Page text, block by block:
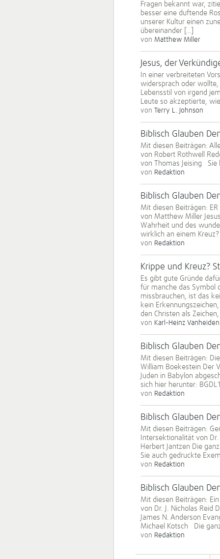
Fragen bekannt war,
besser eine duftende
unserer Kultur einen
übereinander […]
von Matthew Miller
Jesus, der
In einer verbreiteten
widersprach oder
Lebensstil von irgend
Leute so akzeptierte,
von Terry L. Johnson
Biblisch Glauben
Mit diesen Beiträgen:
von Robert Rothwell
von Thomas Jeising Sie
von Redaktion
Biblisch Glauben
Mit diesen Beiträgen:
von Matthew Miller
Wahrheit und des
wirklich an einem
von Redaktion
Krippe und Kreuz?
Es gibt gute Gründe
für manche das Symbol
missbrauchen, ist das
kein
den Christen als
von Karl-Heinz Vanheiden
Biblisch Glauben
Mit diesen Beiträgen:
William Boekestein Der
Juden in Babylon
sich hier herunter:
von Redaktion
Biblisch Glauben
Mit diesen Beiträgen:
Intersektionalität von
Herbert Jantzen Die
Sie auch gedruckte
von Redaktion
Biblisch Glauben
Mit diesen Beiträgen:
von Dr. J. Nicholas Reid
James N. Anderson
Michael Kotsch Die
von Redaktion